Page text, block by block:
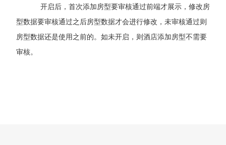
开启后，首次添加房型要审核通过前端才展示，修改房
型数据要审核通过之后房型数据才会进行修改，未审核通过则
房型数据还是使用之前的。如未开启，则酒店添加房型不需要
审核。